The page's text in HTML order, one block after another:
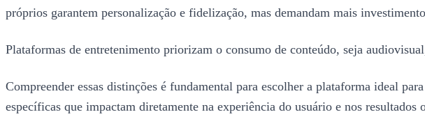
próprios garantem personalização e fidelização, mas demandam mais
Plataformas de entretenimento priorizam o consumo de conteúdo, seja
Compreender essas distinções é fundamental para escolher a plataforma ideal
específicas que impactam diretamente na experiência do usuário e nos resultados